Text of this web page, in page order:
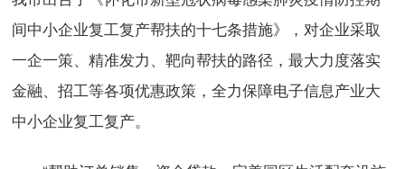
间中小企业复工复产帮扶的十七条措施》，对企业采取
一企一策、精准发力、靶向帮扶的路径，最大力度落实
金融、招工等各项优惠政策，全力保障电子信息产业大
中小企业复工复产。